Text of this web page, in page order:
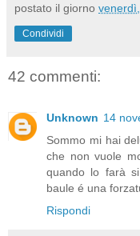
postato il giorno
Condividi
42 commenti:
Unknown 14
Sommo mi hai
che non vuole
quando lo farà
baule é una
Rispondi